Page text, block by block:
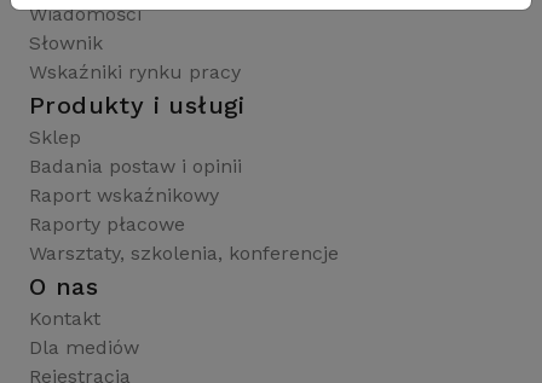
Wiadomości
Słownik
Wskaźniki rynku pracy
Produkty i usługi
Sklep
Badania postaw i opinii
Raport wskaźnikowy
Raporty płacowe
Warsztaty, szkolenia, konferencje
O nas
Kontakt
Dla mediów
Rejestracja